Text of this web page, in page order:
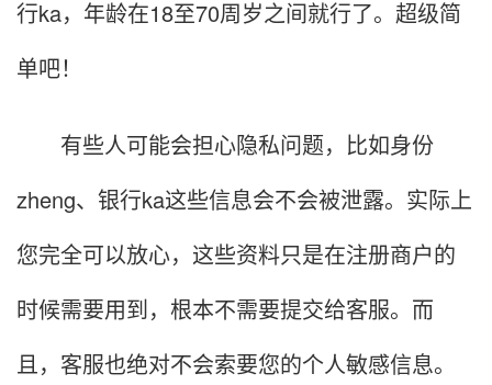
行ka，年龄在18至70周岁之间就行了。超级简
单吧！
有些人可能会担心隐私问题，比如身份
zheng、银行ka这些信息会不会被泄露。实际上
您完全可以放心，这些资料只是在注册商户的
时候需要用到，根本不需要提交给客服。而
且，客服也绝对不会索要您的个人敏感信息。